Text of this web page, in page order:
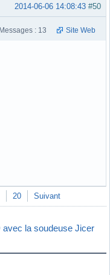
#50
2014-06-06 14:08:43
Messages : 13 Site Web
20 Suivant
avec la soudeuse Jicer